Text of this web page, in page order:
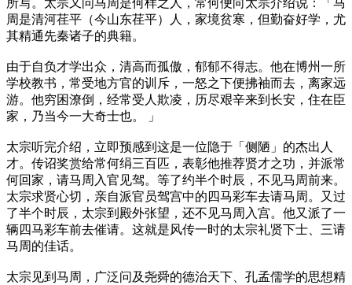
周是清河荏平（今山东荏平）人，家境贫寒，但勤奋好学，尤
其精通先秦诸子的典籍。
由于自负才学出众，清高而孤傲，郁郁不得志。他在博州一所
学校教书，常受地方官的训斥，一怒之下便拂袖而去，离家远
游。他穷困潦倒，经常受人欺凌，历尽艰辛来到长安，住在臣
家，乃当今一大奇士也。 」
太宗听完介绍，立即预感到这是一位隐于「侧陋」的杰出人
才。传诏奖赏给常何绢三百匹，表彰他推荐贤才之功，并派常
何回家，请马周入官见驾。等了约半个时辰，不见马周前来。
太宗求贤心切，亲自派官员驾宫中的四马彩车去请马周。又过
了半个时辰，太宗到殿外张望，还不见马周入宫。他又派了一
辆四马彩车前去催请。这就是风传一时的太宗礼贤下士、三请
马周的佳话。
太宗见到马周，广泛问及尧舜的德治天下、孔孟儒学的思想精